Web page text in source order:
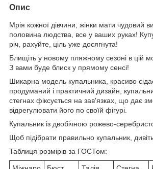
Опис
Мрія кожної дівчини, жінки мати чудовий
половина людства, все у ваших руках!
річ, рахуйте, ціль уже досягнута!
Блищіть у новому пляжному сезоні в цій
З вами буде блиск у прямому сенсі!
Шикарна модель купальника, красиво
продуманий і практичний дизайн,
стегнах фіксується на зав'язках, що дає
відрегулювати його по своїй фігурі.
Купальник із двобічною рожево-
Щоб підібрати правильно купальник,
Таблиця розмірів за ГОСТом: